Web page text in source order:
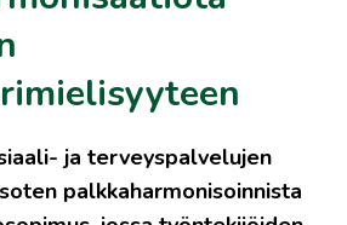
ja terveyspalvelujen
palkkaharmonisoinnista